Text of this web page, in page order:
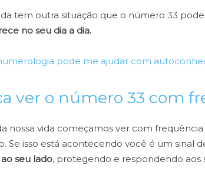
tem outra situação que o número 33
no seu dia a dia.
pode me ajudar com
ver o número 33 com
nossa vida começamos ver com
Se isso está acontecendo você é um sinal
seu lado, protegendo e respondendo aos